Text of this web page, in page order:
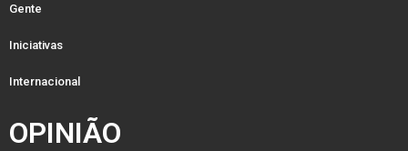
Gente
Iniciativas
Internacional
OPINIÃO